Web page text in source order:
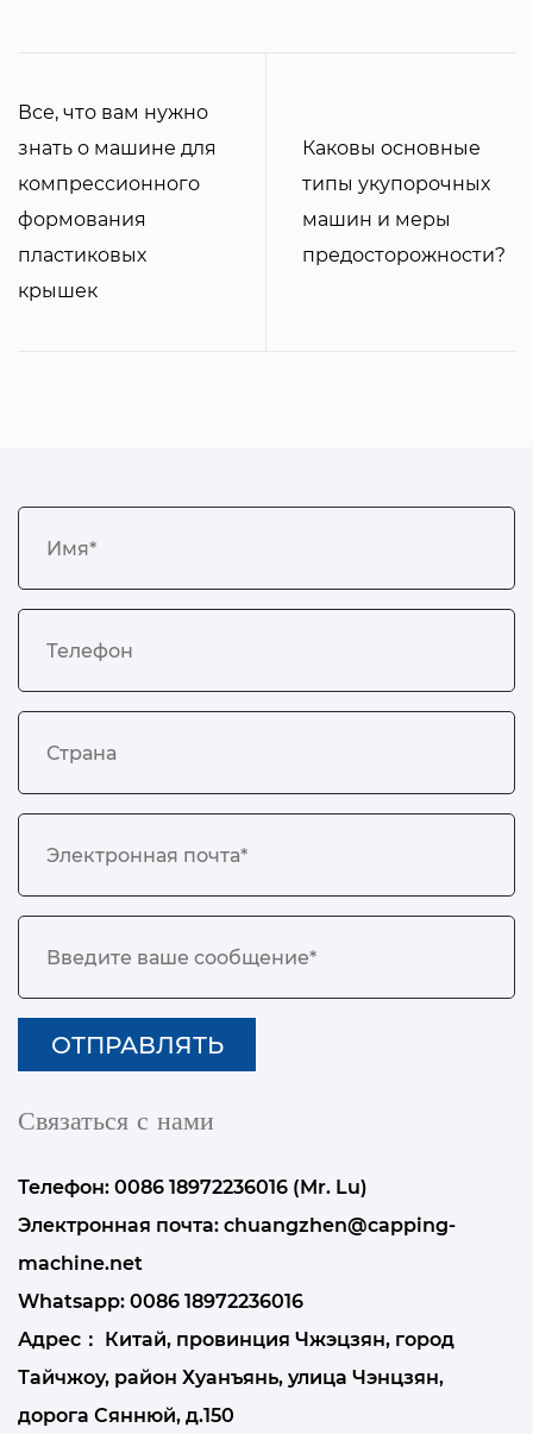
Все, что вам нужно
знать о машине для
компрессионного
формования
пластиковых
крышек
Каковы основные
типы укупорочных
машин и меры
предосторожности?
Связаться с нами
Телефон: 0086 18972236016 (Mr. Lu)
Электронная почта: chuangzhen@capping-
machine.net
Whatsapp: 0086 18972236016
Адрес： Китай, провинция Чжэцзян, город
Тайчжоу, район Хуанъянь, улица Чэнцзян,
дорога Сяннюй, д.150